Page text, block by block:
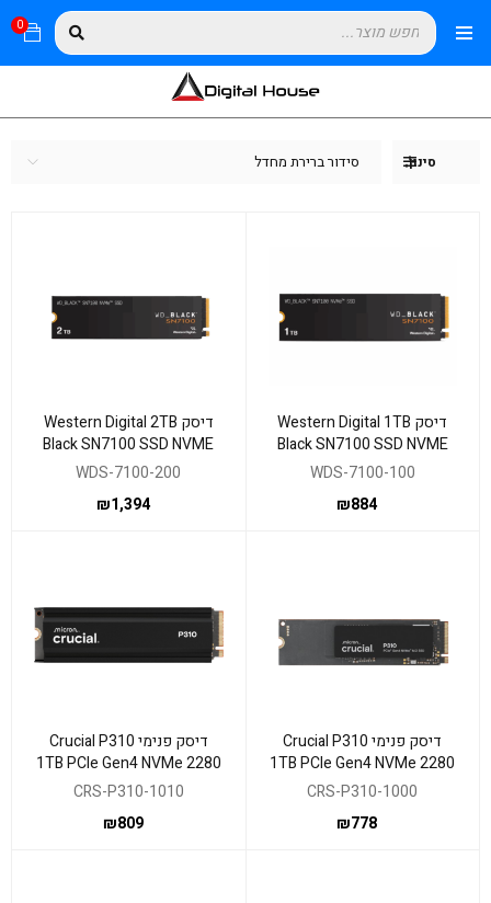
0
סינון סידור ברירת מחדל
דיסק Western Digital 1TB
Black SN7100 SSD NVME
Gen4 7250/6900
WDS-7100-100
₪884
דיסק Western Digital 2TB
Black SN7100 SSD NVME
Gen4 7250/6900
WDS-7100-200
₪1,394
דיסק פנימי Crucial P310
1TB PCIe Gen4 NVMe 2280
M.2 SSD bulk
CRS-P310-1000
₪778
דיסק פנימי Crucial P310
1TB PCIe Gen4 NVMe 2280
M.2 SSD Heatsinc
CRS-P310-1010
₪809